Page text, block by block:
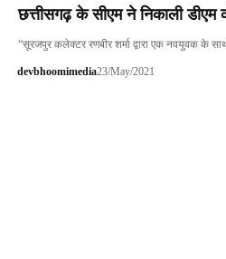
छत्तीसगढ़ के सीएम ने निकाली डीएम
“सूरजपुर कलेक्टर रणबीर शर्मा द्वारा एक नवयुवक के
devbhoomimedia23/May/2021